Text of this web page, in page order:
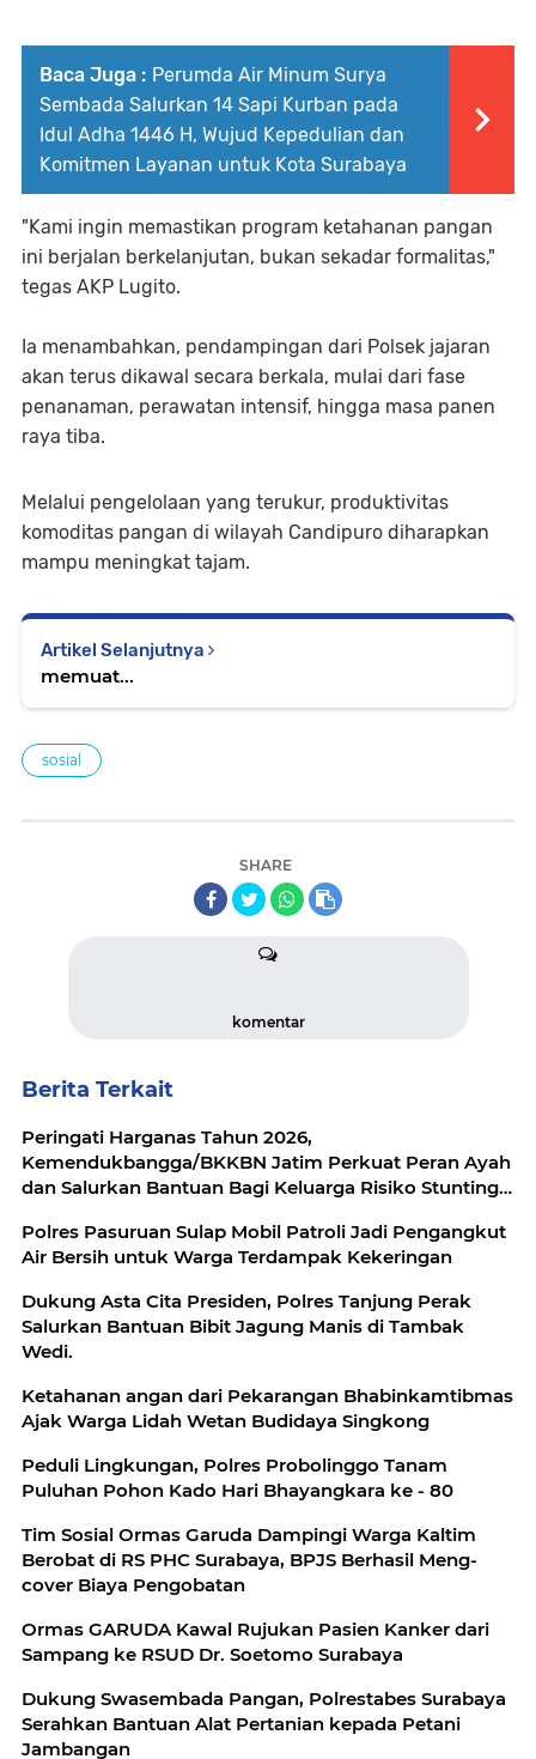
Baca Juga : Perumda Air Minum Surya
Sembada Salurkan 14 Sapi Kurban pada
Idul Adha 1446 H, Wujud Kepedulian dan
Komitmen Layanan untuk Kota Surabaya
"Kami ingin memastikan program ketahanan pangan
ini berjalan berkelanjutan, bukan sekadar formalitas,"
tegas AKP Lugito.
Ia menambahkan, pendampingan dari Polsek jajaran
akan terus dikawal secara berkala, mulai dari fase
penanaman, perawatan intensif, hingga masa panen
raya tiba.
Melalui pengelolaan yang terukur, produktivitas
komoditas pangan di wilayah Candipuro diharapkan
mampu meningkat tajam.
Artikel Selanjutnya
memuat...
sosial
SHARE
komentar
Berita Terkait
Peringati Harganas Tahun 2026,
Kemendukbangga/BKKBN Jatim Perkuat Peran Ayah
dan Salurkan Bantuan Bagi Keluarga Risiko Stunting
Polres Pasuruan Sulap Mobil Patroli Jadi Pengangkut
Air Bersih untuk Warga Terdampak Kekeringan
Dukung Asta Cita Presiden, Polres Tanjung Perak
Salurkan Bantuan Bibit Jagung Manis di Tambak
Wedi.
Ketahanan angan dari Pekarangan Bhabinkamtibmas
Ajak Warga Lidah Wetan Budidaya Singkong
Peduli Lingkungan, Polres Probolinggo Tanam
Puluhan Pohon Kado Hari Bhayangkara ke - 80
Tim Sosial Ormas Garuda Dampingi Warga Kaltim
Berobat di RS PHC Surabaya, BPJS Berhasil Meng-
cover Biaya Pengobatan
Ormas GARUDA Kawal Rujukan Pasien Kanker dari
Sampang ke RSUD Dr. Soetomo Surabaya
Dukung Swasembada Pangan, Polrestabes Surabaya
Serahkan Bantuan Alat Pertanian kepada Petani
Jambangan